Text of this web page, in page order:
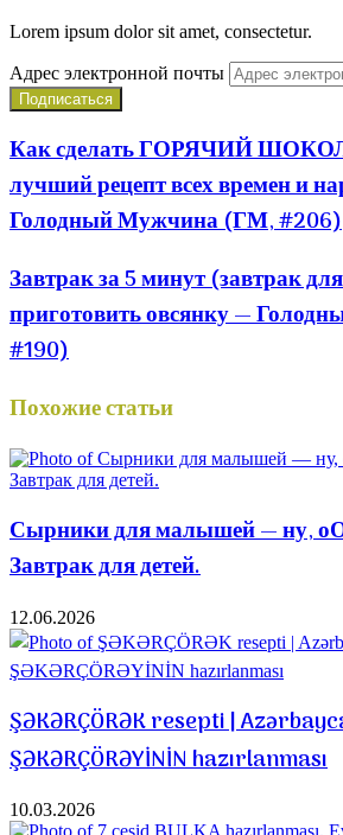
Lorem ipsum dolor sit amet, consectetur.
Адрес электронной почты
Как сделать ГОРЯЧИЙ
лучший рецепт всех времен и
Голодный Мужчина (ГМ, #206)
Завтрак за 5 минут (завтрак
приготовить овсянку —
#190)
Похожие статьи
Сырники для малышей — ну,
Завтрак для детей.
12.06.2026
ŞƏKƏRÇÖRƏK resepti |
ŞƏKƏRÇÖRƏYİNİN hazırlanması
10.03.2026